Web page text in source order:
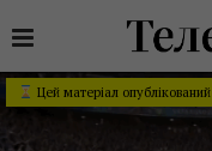
Цей матеріал опублікований